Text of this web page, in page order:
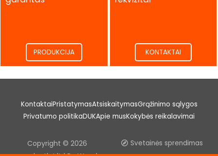
.
PRODUKCIJA
.
KONTAKTAI
KontaktaiPristatymasAtsiskaitymasGrąžinimo sąlygos
Privatumo politikaDUKApie musKokybės reikalavimai
Copyright © 2026
Svetainės sprendimas